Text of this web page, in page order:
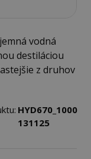
vodná
destiláciou
z druhov
HYD670_1000
131125